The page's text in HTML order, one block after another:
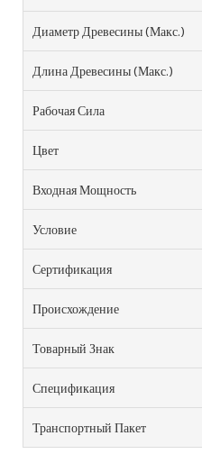
Диаметр Древесины (Макс.)
Длина Древесины (макс.)
Рабочая Сила
Цвет
Входная Мощность
Условие
Сертификация
Происхождение
Товарный Знак
Спецификация
Транспортный Пакет